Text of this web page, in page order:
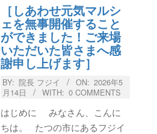
［しあわせ元気マルシ
ェを無事開催すること
ができました！ご来場
いただいた皆さまへ感
謝申し上げます］
BY: 院長 フジイ ON: 2026年5
月14日
WITH: 0 COMMENTS
はじめに みなさん、こんに
ちは。 たつの市にあるフジイ